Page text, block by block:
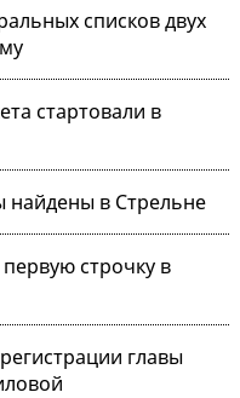
списков двух
стартовали в
найдены в Стрельне
строчку в
главы